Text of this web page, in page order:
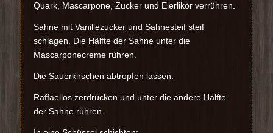
Quark, Mascarpone, Zucker und Eierlikör verrühren.
Sahne mit Vanillezucker und Sahnesteif steif
schlagen. Die Hälfte der Sahne unter die
Mascarponecreme rühren.
Die Sauerkirschen abtropfen lassen.
Raffaellos zerdrücken und unter die andere Hälfte
der Sahne rühren.